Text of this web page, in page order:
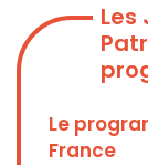
Les
Le
France